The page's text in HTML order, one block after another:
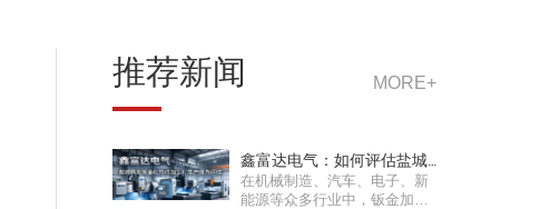
推荐新闻 MORE+
鑫富达电气：如何评估盐城
地区精密钣金结构···
在机械制造、汽车、电子、新
能源等众多行业中，钣金加工